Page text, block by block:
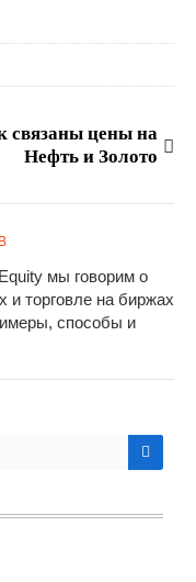
связаны цены на
Нефть и Золото
мы говорим о
и торговле на биржах
способы и